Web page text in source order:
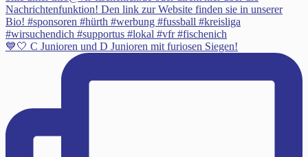
💙🤍 C Junioren und D Junioren mit furiosen Siegen!